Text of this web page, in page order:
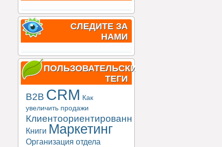
СЛЕДИТЕ ЗА
НАМИ
ПОЛЬЗОВАТЕЛЬСКИЕ
ТЕГИ
B2B CRM Как
увеличить продажи
Клиентоориентированность
Книги Маркетинг
Организация отдела